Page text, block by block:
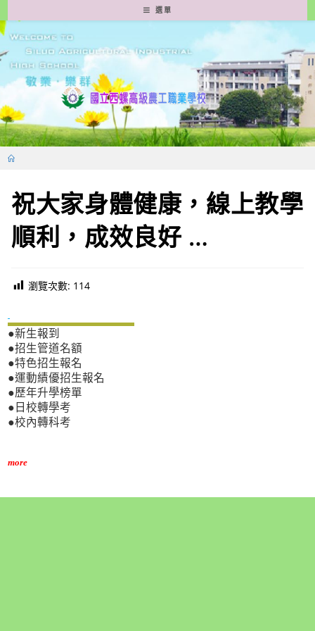
轉
至
要
容
選單
祝大家身體健康，線上教學
順利，成效良好 …
瀏覽次數: 114
●新生報到
●招生管道名額
●特色招生報名
●運動績優招生報名
●歷年升學榜單
●日校轉學考
●校內轉科考
more